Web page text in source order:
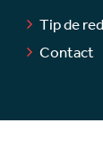
Tip de
Contact